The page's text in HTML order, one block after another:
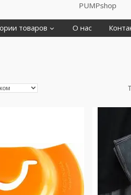
PUMPshop
товаров О нас